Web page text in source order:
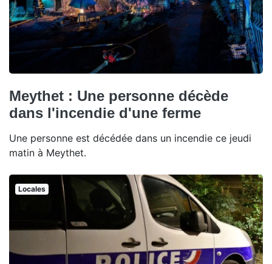
Meythet : Une personne décède
dans l'incendie d'une ferme
Une personne est décédée dans un incendie ce jeudi
matin à Meythet.
Locales